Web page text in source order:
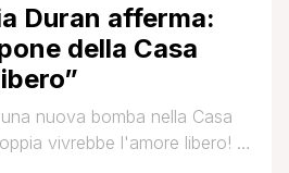
Duran afferma:
della Casa
nuova bomba nella Casa
vivrebbe l'amore libero! Il